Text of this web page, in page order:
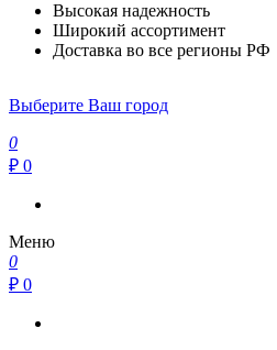
Высокая надежность
Широкий ассортимент
Доставка во все регионы РФ
Выберите Ваш город
0
₽ 0
Меню
0
₽ 0